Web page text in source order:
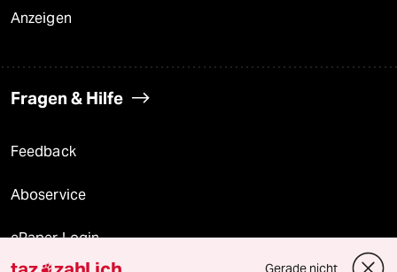
Anzeigen
Fragen & Hilfe
Feedback
Aboservice
ePaper Login
 Gerade nicht